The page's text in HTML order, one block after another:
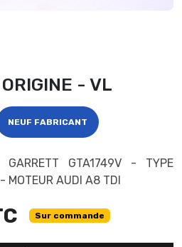
- VL
NEUF FABRICANT
GARRETT GTA1749V - TYPE
MOTEUR AUDI A8 TDI
Sur commande